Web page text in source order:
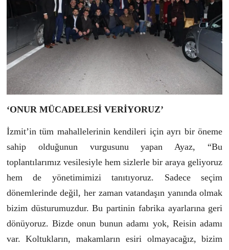
‘ONUR MÜCADELESİ VERİYORUZ’
İzmit’in tüm mahallelerinin kendileri için ayrı bir öneme
sahip olduğunun vurgusunu yapan Ayaz, “Bu
toplantılarımız vesilesiyle hem sizlerle bir araya geliyoruz
hem de yönetimimizi tanıtıyoruz. Sadece seçim
dönemlerinde değil, her zaman vatandaşın yanında olmak
bizim düsturumuzdur. Bu partinin fabrika ayarlarına geri
dönüyoruz. Bizde onun bunun adamı yok, Reisin adamı
var. Koltukların, makamların esiri olmayacağız, bizim